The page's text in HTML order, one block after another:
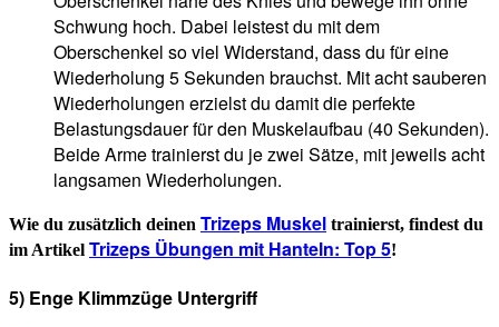
Schwung hoch. Dabei leistest du mit dem
Oberschenkel so viel Widerstand, dass du für eine
Wiederholung 5 Sekunden brauchst. Mit acht sauberen
Wiederholungen erzielst du damit die perfekte
Belastungsdauer für den Muskelaufbau (40 Sekunden).
Beide Arme trainierst du je zwei Sätze, mit jeweils acht
langsamen Wiederholungen.
Wie du zusätzlich deinen Trizeps Muskel trainierst, findest du
im Artikel Trizeps Übungen mit Hanteln: Top 5!
5) Enge Klimmzüge Untergriff